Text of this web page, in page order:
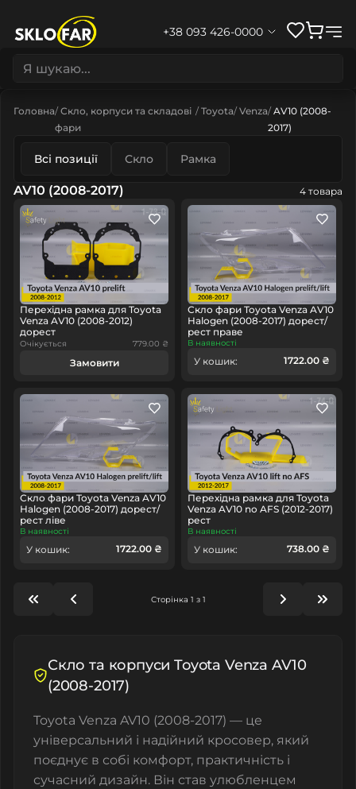
+38 093 426-0000
Головна Скло, корпуси та складові
фари
Toyota Venza AV10 (2008-
2017)
Всі позиції Скло Рамка
AV10 (2008-2017) 4 товара
Перехідна рамка для Toyota
Venza AV10 (2008-2012)
дорест
Очікується 779.00 ₴
Замовити
Скло фари Toyota Venza AV10
Halogen (2008-2017) дорест/
рест праве
В наявності
У кошик: 1722.00 ₴
Скло фари Toyota Venza AV10
Halogen (2008-2017) дорест/
рест ліве
В наявності
У кошик: 1722.00 ₴
Перехідна рамка для Toyota
Venza AV10 no AFS (2012-2017)
рест
В наявності
У кошик: 738.00 ₴
Сторінка 1 з 1
Скло та корпуси Toyota Venza AV10
(2008-2017)
Toyota Venza AV10 (2008-2017) — це
універсальний і надійний кросовер, який
поєднує в собі комфорт, практичність і
сучасний дизайн. Він став улюбленцем